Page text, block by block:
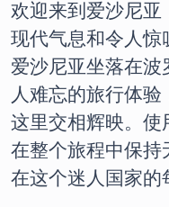
欢迎来到爱沙尼亚
现代气息和令人惊
爱沙尼亚坐落在波
人难忘的旅行体
这里交相辉映。
在整个旅程中保持
在这个迷人国家的